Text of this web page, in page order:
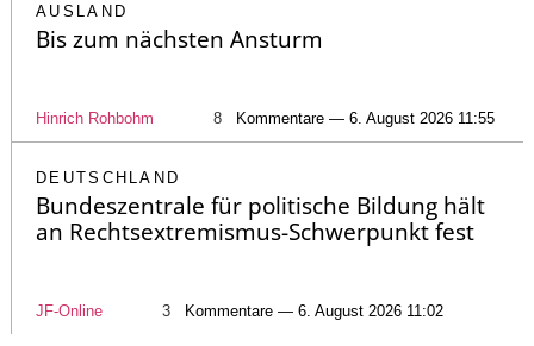
AUSLAND
Bis zum nächsten Ansturm
Hinrich Rohbohm 8 Kommentare — 6. August 2026 11:55
DEUTSCHLAND
Bundeszentrale für politische Bildung hält
an Rechtsextremismus-Schwerpunkt fest
JF-Online 3 Kommentare — 6. August 2026 11:02